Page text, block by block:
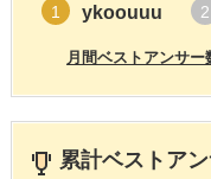
1 ykoouuu 2
月間ベストアンサ
累計ベストア